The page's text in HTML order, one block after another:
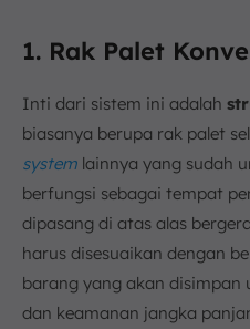
1. Rak Palet
Inti dari sistem ini adalah
biasanya berupa rak palet
system lainnya yang sudah
berfungsi sebagai tempat
dipasang di atas alas
harus disesuaikan dengan
barang yang akan
dan keamanan jangka